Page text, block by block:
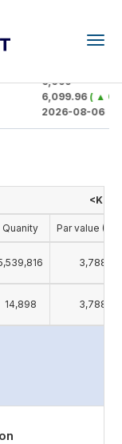
AJ)
6,099
6,099.96( ▲
2026-08-06
Quanity Par value
3,788
14,898 3,788